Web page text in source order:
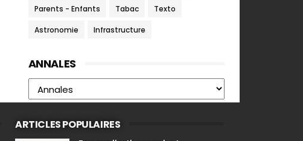
Parents - Enfants Tabac Texto
Astronomie Infrastructure
ANNALES
ARTICLES POPULAIRES